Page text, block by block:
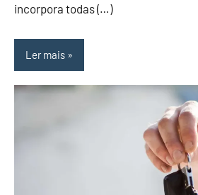
incorpora todas (…)
Ler mais